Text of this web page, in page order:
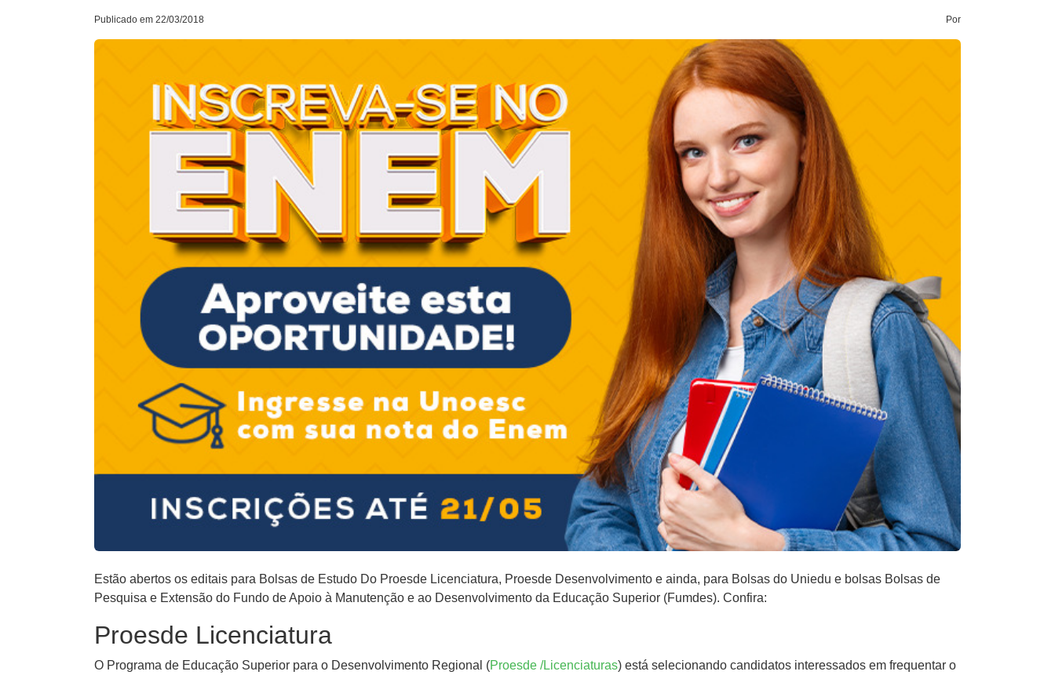
Publicado em 22/03/2018 Por
Estão abertos os editais para Bolsas de Estudo Do Proesde Licenciatura, Proesde Desenvolvimento e ainda, para Bolsas do Uniedu e bolsas Bolsas de
Pesquisa e Extensão do Fundo de Apoio à Manutenção e ao Desenvolvimento da Educação Superior (Fumdes). Confira:
Proesde Licenciatura
O Programa de Educação Superior para o Desenvolvimento Regional (Proesde /Licenciaturas) está selecionando candidatos interessados em frequentar o